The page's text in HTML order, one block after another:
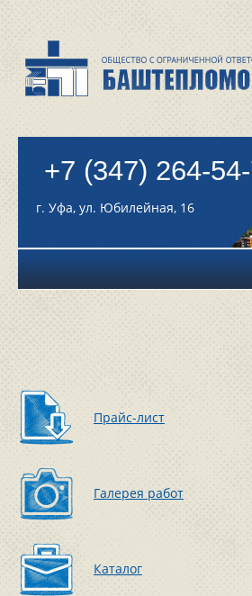
+7 (347) 264-
г. Уфа, ул. Юбилейная, 16
Прайс-лист
Галерея работ
Каталог